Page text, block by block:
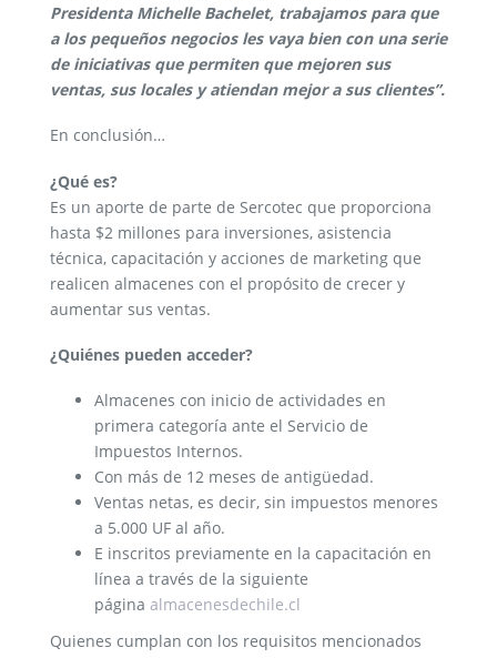
Presidenta Michelle Bachelet, trabajamos para que
a los pequeños negocios les vaya bien con una serie
de iniciativas que permiten que mejoren sus
ventas, sus locales y atiendan mejor a sus clientes”.
En conclusión…
¿Qué es?
Es un aporte de parte de Sercotec que proporciona
hasta $2 millones para inversiones, asistencia
técnica, capacitación y acciones de marketing que
realicen almacenes con el propósito de crecer y
aumentar sus ventas.
¿Quiénes pueden acceder?
Almacenes con inicio de actividades en
primera categoría ante el Servicio de
Impuestos Internos.
Con más de 12 meses de antigüedad.
Ventas netas, es decir, sin impuestos menores
a 5.000 UF al año.
E inscritos previamente en la capacitación en
línea a través de la siguiente
página almacenesdechile.cl
Quienes cumplan con los requisitos mencionados